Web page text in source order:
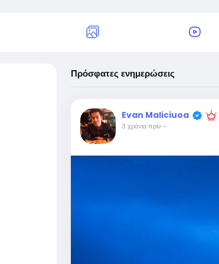
Πρόσφατες ενημερώσεις
Evan Maliciuoa
3 χρόνια πριν -